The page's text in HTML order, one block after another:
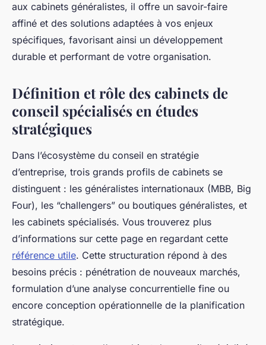
aux cabinets généralistes, il offre un savoir-faire
affiné et des solutions adaptées à vos enjeux
spécifiques, favorisant ainsi un développement
durable et performant de votre organisation.
Définition et rôle des cabinets de
conseil spécialisés en études
stratégiques
Dans l’écosystème du conseil en stratégie
d’entreprise, trois grands profils de cabinets se
distinguent : les généralistes internationaux (MBB, Big
Four), les “challengers” ou boutiques généralistes, et
les cabinets spécialisés. Vous trouverez plus
d’informations sur cette page en regardant cette
référence utile. Cette structuration répond à des
besoins précis : pénétration de nouveaux marchés,
formulation d’une analyse concurrentielle fine ou
encore conception opérationnelle de la planification
stratégique.